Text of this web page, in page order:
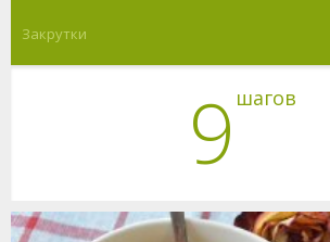
Закрутки
9 шагов